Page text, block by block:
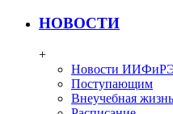
НОВОСТИ
+
Новости
Поступающим
Внеучебная жизнь